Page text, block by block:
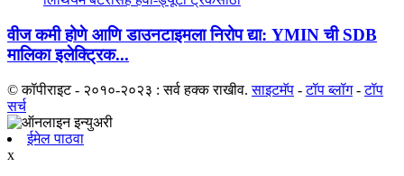
वीज कमी होणे आणि डाउनटाइमला निरोप द्या: YMIN ची SDB
मालिका इलेक्ट्रिक...
© कॉपीराइट - २०१०-२०२३ : सर्व हक्क राखीव. साइटमॅप -टॉप ब्लॉग-टॉप
सर्च
ईमेल पाठवा
x